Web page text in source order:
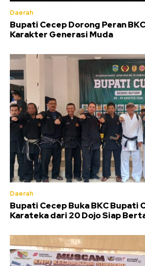
Daerah
Bupati Cecep Dorong Peran
Karakter Generasi Muda
Daerah
Bupati Cecep Buka BKC Bupati
Karateka dari 20 Dojo Siap